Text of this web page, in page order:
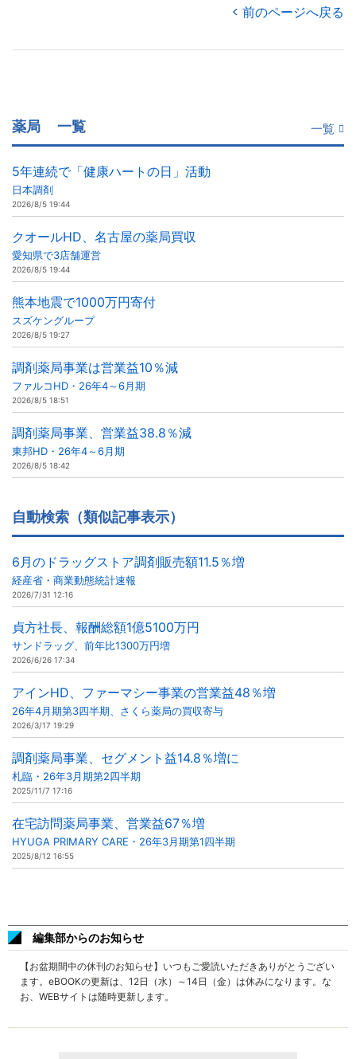
前のページへ戻る
薬局 一覧 一覧
5年連続で「健康ハートの日」活動
日本調剤
2026/8/5 19:44
クオールHD、名古屋の薬局買収
愛知県で3店舗運営
2026/8/5 19:44
熊本地震で1000万円寄付
スズケングループ
2026/8/5 19:27
調剤薬局事業は営業益10％減
ファルコHD・26年4～6月期
2026/8/5 18:51
調剤薬局事業、営業益38.8％減
東邦HD・26年4～6月期
2026/8/5 18:42
自動検索（類似記事表示）
6月のドラッグストア調剤販売額11.5％増
経産省・商業動態統計速報
2026/7/31 12:16
貞方社長、報酬総額1億5100万円
サンドラッグ、前年比1300万円増
2026/6/26 17:34
アインHD、ファーマシー事業の営業益48％増
26年4月期第3四半期、さくら薬局の買収寄与
2026/3/17 19:29
調剤薬局事業、セグメント益14.8％増に
札臨・26年3月期第2四半期
2025/11/7 17:16
在宅訪問薬局事業、営業益67％増
HYUGA PRIMARY CARE・26年3月期第1四半期
2025/8/12 16:55
編集部からのお知らせ
【お盆期間中の休刊のお知らせ】いつもご愛読いただきありがとうござい
ます。eBOOKの更新は、12日（水）～14日（金）は休みになります。な
お、WEBサイトは随時更新します。